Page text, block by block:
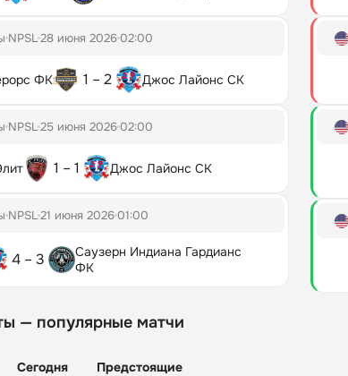
NPSL28 июня 202602:00
ФК 1 – 2 Джос Лайонс СК
NPSL25 июня 202602:00
1 – 1 Джос Лайонс СК
NPSL21 июня 202601:00
4 – 3
Саузерн Индиана Гардианс
ФК
— популярные матчи
Сегодня Предстоящие